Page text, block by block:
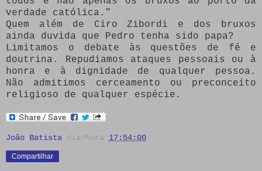
verdade católica.”
Quem além de Ciro Zibordi e dos bruxos
ainda duvida que Pedro tenha sido papa?
Limitamos o debate às questões de fé e
doutrina. Repudiamos ataques pessoais ou à
honra e à dignidade de qualquer pessoa.
Não admitimos cerceamento ou preconceito
religioso de qualquer espécie.
João Batista dia/hora 17:54:00
Compartilhar